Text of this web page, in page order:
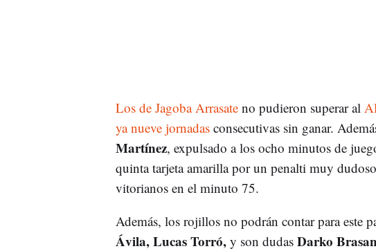
Los de Jagoba Arrasate no pudieron superar al
ya nueve jornadasconsecutivas sin ganar.
Martínez, expulsado a los ocho minutos de
quinta tarjeta amarilla por un penalti muy
vitorianos en el minuto 75.
Además, los rojillos no podrán contar para este
Ávila, Lucas Torró,y son dudas Darko